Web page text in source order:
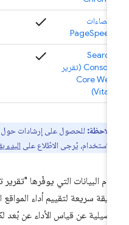
إحصاءات
PageSpeed
Search
Console (تقرير
Core Web
ملاحظة:للحصول على إرشادات حول كيفية
الاستخدام، يُرجى الاطّلاع على البدء
سريعة لتقييم أداء المواقع
عن قياس الأداء عن بُعد